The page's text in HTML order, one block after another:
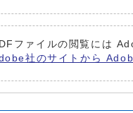
ファイルの閲覧には
社のサイトから